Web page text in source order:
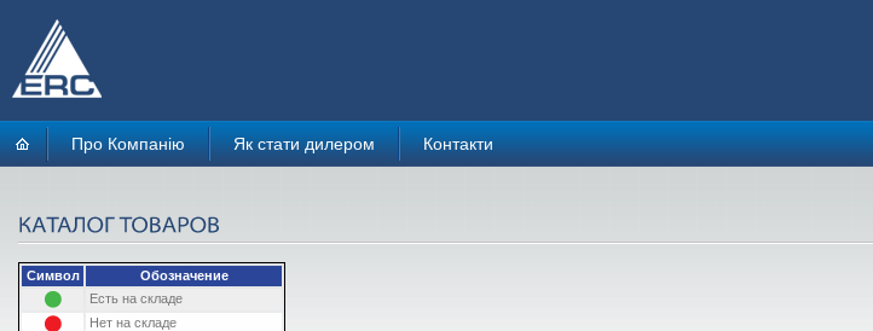
Про Компанію Як стати дилером Контакти
Символ
Обозначение
Есть на складе
Нет на складе